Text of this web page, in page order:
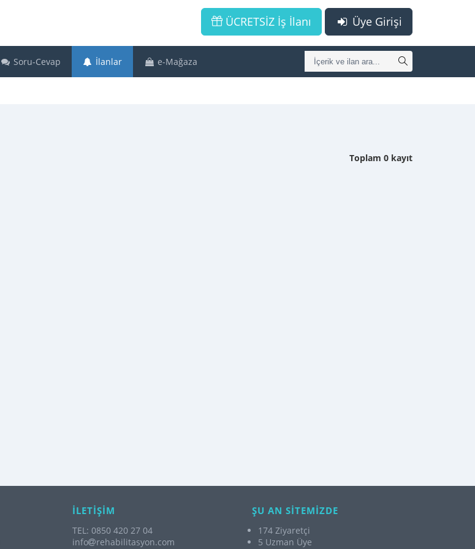
Üye Girişi
ÜCRETSİZ İş İlanı
Soru-Cevap İlanlar e-Mağaza
Toplam 0 kayıt
İLETİŞİM
TEL: 0850 420 27 04
info
rehabilitasyon.com
ŞU AN SİTEMİZDE
174 Ziyaretçi
5 Uzman Üye